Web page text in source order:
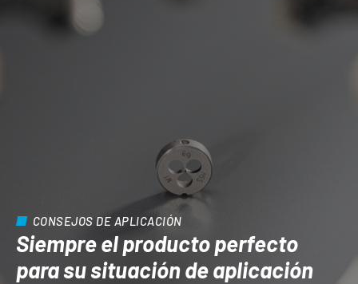
CONSEJOS DE APLICACIÓN
Siempre el producto perfecto
para su situación de aplicación